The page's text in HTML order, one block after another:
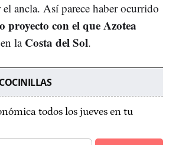
ancla. Así parece haber ocurrido
proyecto con el que Azotea
laCosta del Sol.
todos los jueves en tu